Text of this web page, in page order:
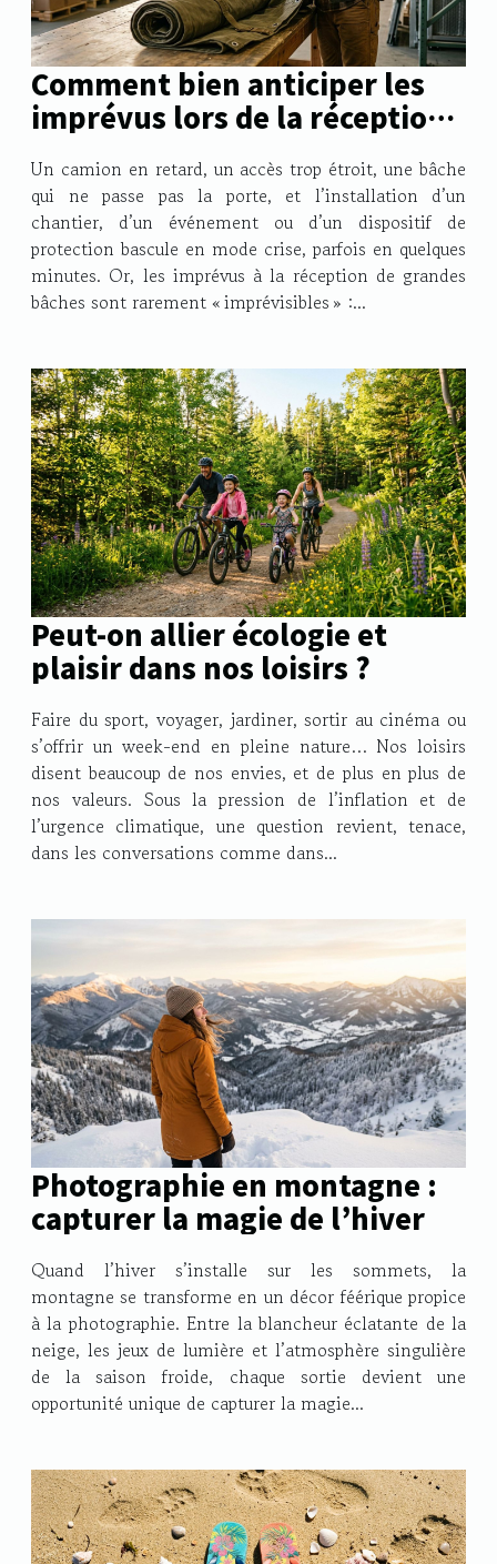
Comment bien anticiper les
imprévus lors de la réception
Un camion en retard, un accès trop étroit, une bâche
qui ne passe pas la porte, et l’installation d’un
chantier, d’un événement ou d’un dispositif de
protection bascule en mode crise, parfois en quelques
minutes. Or, les imprévus à la réception de grandes
bâches sont rarement « imprévisibles » :...
Peut-on allier écologie et
plaisir dans nos loisirs ?
Faire du sport, voyager, jardiner, sortir au cinéma ou
s’offrir un week-end en pleine nature… Nos loisirs
disent beaucoup de nos envies, et de plus en plus de
nos valeurs. Sous la pression de l’inflation et de
l’urgence climatique, une question revient, tenace,
dans les conversations comme dans...
Photographie en montagne :
capturer la magie de l’hiver
Quand l’hiver s’installe sur les sommets, la
montagne se transforme en un décor féérique propice
à la photographie. Entre la blancheur éclatante de la
neige, les jeux de lumière et l’atmosphère singulière
de la saison froide, chaque sortie devient une
opportunité unique de capturer la magie...